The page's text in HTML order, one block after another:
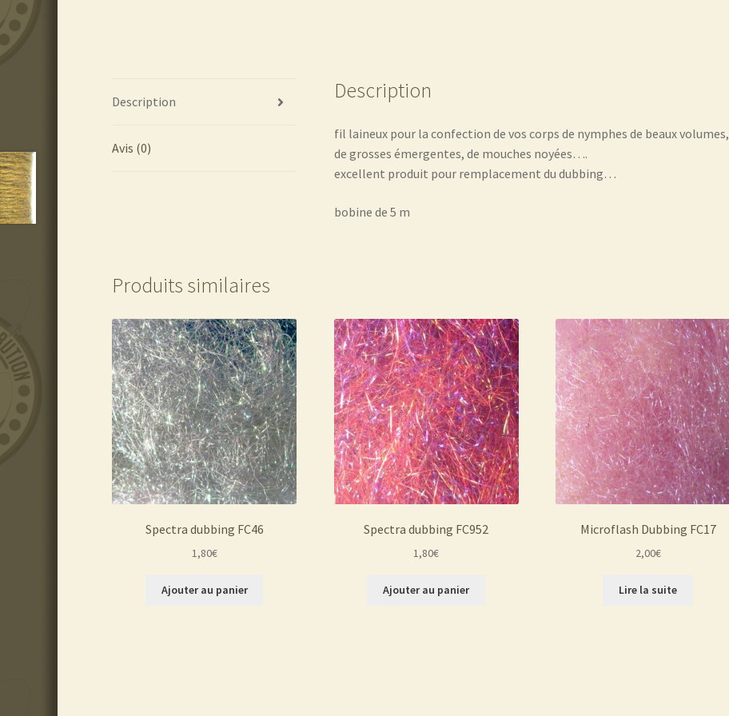
Description
Avis (0)
Description
fil laineux pour la confection de vos corps de nymphes de beaux volumes,
de grosses émergentes, de mouches noyées….
excellent produit pour remplacement du dubbing…
bobine de 5 m
Produits similaires
Spectra dubbing FC46
1,80€
Ajouter au panier
Spectra dubbing FC952
1,80€
Ajouter au panier
Microflash Dubbing FC17
2,00€
Lire la suite